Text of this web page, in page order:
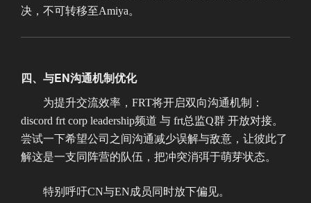
决，不可转移至Amiya。
四、与EN沟通机制优化
为提升交流效率，FRT将开启双向沟通机制：
discord frt corp leadership频道 与 frt总监Q群 开放对接。
尝试一下希望公司之间沟通减少误解与敌意，让彼此了
解这是一支同阵营的队伍，把冲突消弭于萌芽状态。
特别呼吁CN与EN成员同时放下偏见。